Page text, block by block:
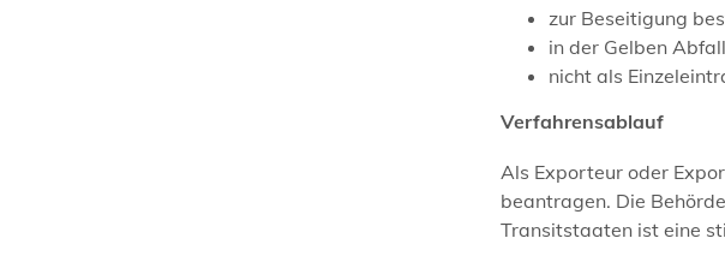
zur Beseitigung
in der Gelben
nicht als
Verfahrensablauf
Als Exporteur oder
beantragen. Die
Transitstaaten ist eine